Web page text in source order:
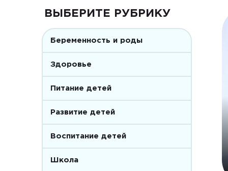
ВЫБЕРИТЕ РУБРИКУ
Беременность и роды
Здоровье
Питание детей
Развитие детей
Воспитание детей
Школа